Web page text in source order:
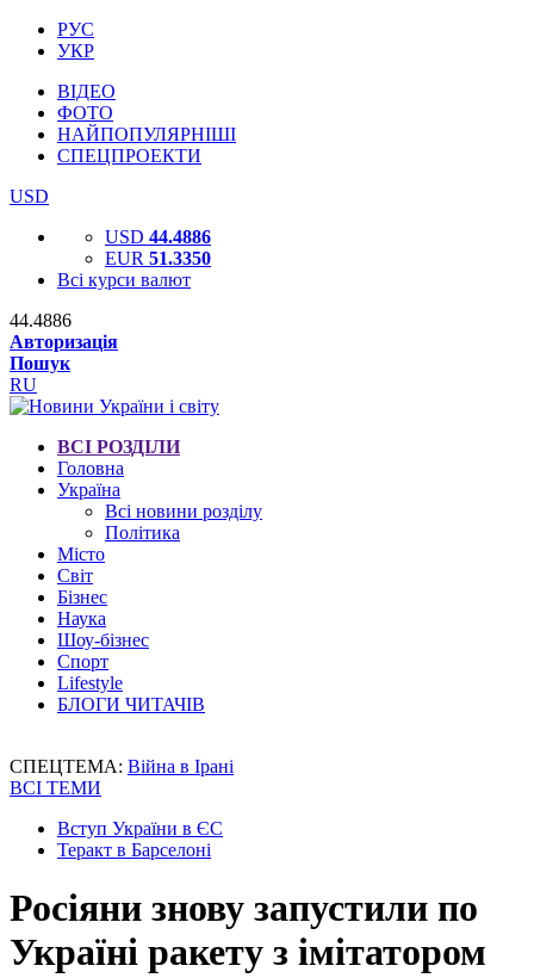
РУС
УКР
ВІДЕО
ФОТО
НАЙПОПУЛЯРНІШІ
СПЕЦПРОЕКТИ
USD
USD 44.4886
EUR 51.3350
Всі курси валют
44.4886
Авторизація
Пошук
RU
ВСІ РОЗДІЛИ
Головна
Україна
Всі новини розділу
Політика
Місто
Світ
Бізнес
Наука
Шоу-бізнес
Спорт
Lifestyle
БЛОГИ ЧИТАЧІВ
СПЕЦТЕМА: Війна в Ірані
ВСІ ТЕМИ
Вступ України в ЄС
Теракт в Барселоні
Росіяни знову запустили по
Україні ракету з імітатором